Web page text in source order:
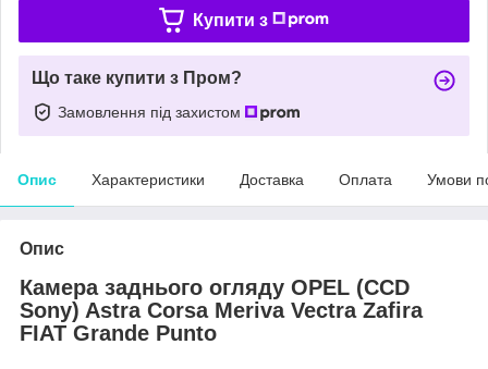
Купити з
Що таке купити з Пром?
Замовлення під захистом
Опис Характеристики Доставка Оплата Умови
Опис
Камера заднього огляду OPEL (CCD
Sony) Astra Corsa Meriva Vectra Zafira
FIAT Grande Punto